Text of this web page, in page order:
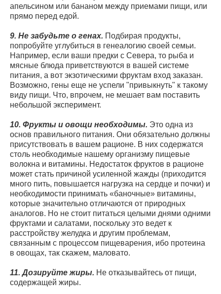
апельсином или бананом между приемами пищи, или
прямо перед едой.
9. Не забудьте о генах. Подбирая продукты,
попробуйте углубиться в генеалогию своей семьи.
Например, если ваши предки с Севера, то рыба и
мясные блюда приветствуются в вашей системе
питания, а вот экзотическими фруктам вход заказан.
Возможно, гены еще не успели "привыкнуть" к такому
виду пищи. Что, впрочем, не мешает вам поставить
небольшой эксперимент.
10. Фрукты и овощи необходимы. Это одна из
основ правильного питания. Они обязательно должны
присутствовать в вашем рационе. В них содержатся
столь необходимые нашему организму пищевые
волокна и витамины. Недостаток фруктов в рационе
может стать причиной усиленной жажды (приходится
много пить, повышается нагрузка на сердце и почки) и
необходимости принимать «баночные» витамины,
которые значительно отличаются от природных
аналогов. Но не стоит питаться целыми днями одними
фруктами и салатами, поскольку это ведет к
расстройству желудка и другим проблемам,
связанным с процессом пищеварения, ибо протеина
в овощах, так скажем, маловато.
11. Дозируйте жиры. Не отказывайтесь от пищи,
содержащей жиры.